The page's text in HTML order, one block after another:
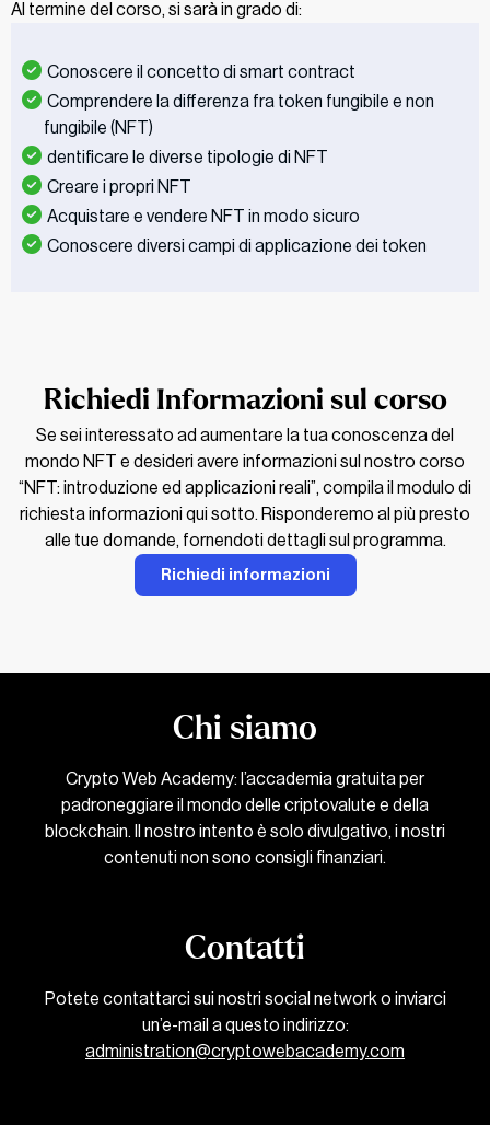
Al termine del corso, si sarà in grado di:
Conoscere il concetto di smart contract
Comprendere la differenza fra token fungibile e non
fungibile (NFT)
dentificare le diverse tipologie di NFT
Creare i propri NFT
Acquistare e vendere NFT in modo sicuro
Conoscere diversi campi di applicazione dei token
Richiedi Informazioni sul corso
Se sei interessato ad aumentare la tua conoscenza del
mondo NFT e desideri avere informazioni sul nostro corso
“NFT: introduzione ed applicazioni reali”, compila il modulo di
richiesta informazioni qui sotto. Risponderemo al più presto
alle tue domande, fornendoti dettagli sul programma.
Richiedi informazioni
Chi siamo
Crypto Web Academy: l’accademia gratuita per
padroneggiare il mondo delle criptovalute e della
blockchain. Il nostro intento è solo divulgativo, i nostri
contenuti non sono consigli finanziari.
Contatti
Potete contattarci sui nostri social network o inviarci
un’e-mail a questo indirizzo:
administration@cryptowebacademy.com